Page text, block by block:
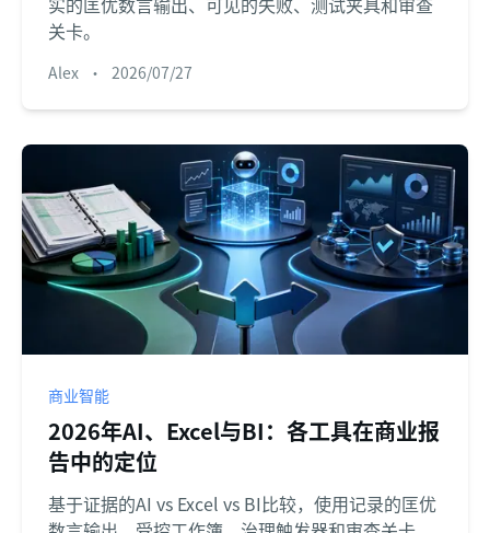
关卡。
Alex • 2026/07/27
商业智能
2026年AI、Excel与BI：各工具在商业报
告中的定位
基于证据的AI vs Excel vs BI比较，使用记录的匡优